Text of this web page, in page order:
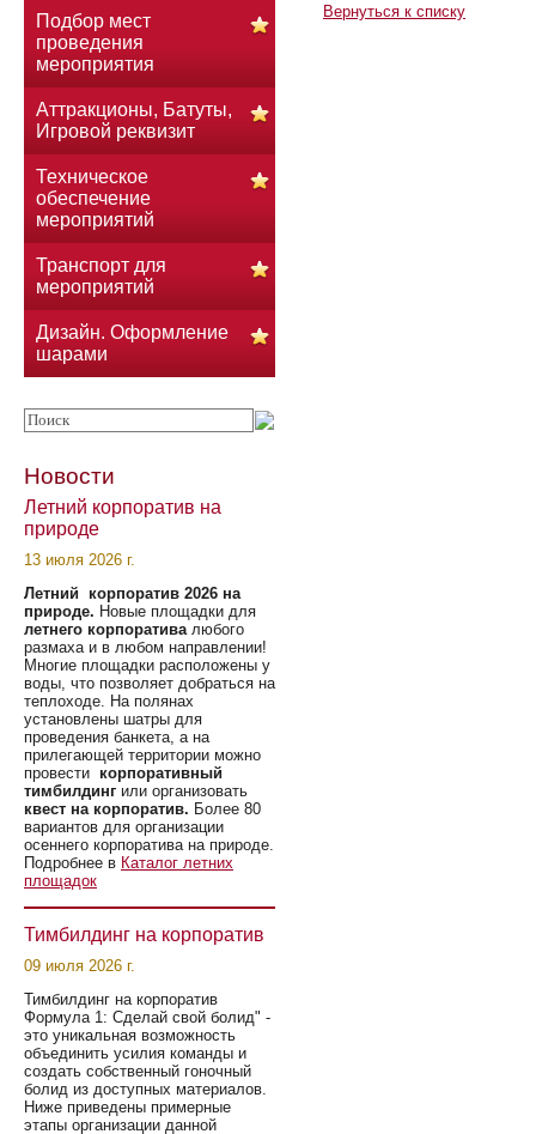
Вернуться к списку
Подбор мест
проведения
мероприятия
Аттракционы, Батуты,
Игровой реквизит
Техническое
обеспечение
мероприятий
Транспорт для
мероприятий
Дизайн. Оформление
шарами
Новости
Летний корпоратив на
природе
13 июля 2026 г.
Летний корпоратив 2026 на
природе. Новые площадки для
летнего корпоративалюбого
размаха и в любом направлении!
Многие площадки расположены у
воды, что позволяет добраться на
теплоходе. На полянах
установлены шатры для
проведения банкета, а на
прилегающей территории можно
провести корпоративный
тимбилдинг или организовать
квест на корпоратив. Более 80
вариантов для организации
осеннего корпоратива на природе.
Подробнее в Каталог летних
площадок
Тимбилдинг на корпоратив
09 июля 2026 г.
Тимбилдинг на корпоратив
Формула 1: Сделай свой болид" -
это уникальная возможность
объединить усилия команды и
создать собственный гоночный
болид из доступных материалов.
Ниже приведены примерные
этапы организации данной